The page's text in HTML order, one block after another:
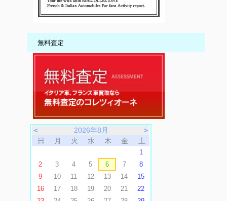
無料査定
＜ 2026年8月
＞
日
月 火 水 木 金 土
1
2
3 4 5 6 7
8
9
10 11 12 13 14
15
16
17 18 19 20 21
22